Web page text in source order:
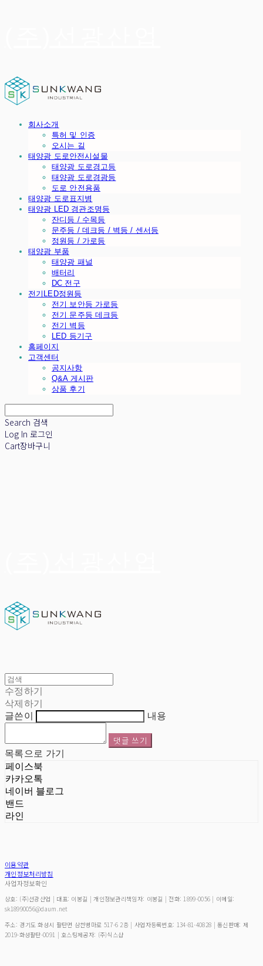
회사소개
특허 및 인증
오시는 길
태양광 도로안전시설물
태양광 도로경고등
태양광 도로경광등
도로 안전용품
태양광 도로표지병
태양광 LED 경관조명등
잔디등 / 수목등
문주등 / 데크등 / 벽등 / 센서등
정원등 / 가로등
태양광 부품
태양광 패널
배터리
DC 전구
전기LED정원등
전기 보안등 가로등
전기 문주등 데크등
전기 벽등
LED 등기구
홈페이지
고객센터
공지사항
Q&A 게시판
상품 후기
Search 검색
Log In 로그인
Cart장바구니
수정하기
삭제하기
글쓴이
내용
댓글 쓰기
목록으로 가기
페이스북
카카오톡
네이버 블로그
밴드
라인
이용약관
개인정보처리방침
사업자정보확인
상호: (주)선광산업 | 대표: 이봉길 | 개인정보관리책임자: 이봉길 | 전화: 1899-0056 | 이메일:
sk18990056@daum.net
주소: 경기도 화성시 팔탄면 삼천병마로 517-6 2층 | 사업자등록번호: 134-81-40828 | 통신판매: 제
2019-화성팔탄-0091 | 호스팅제공자: (주)식스샵